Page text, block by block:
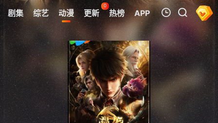
剧集 综艺 动漫 更新
0
热榜 APP
我的观影记录
暂无观看影片的记录